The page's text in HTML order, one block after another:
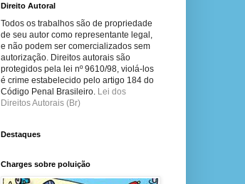
Direito Autoral
Todos os trabalhos são de propriedade
de seu autor como representante legal,
e não podem ser comercializados sem
autorização. Direitos autorais são
protegidos pela lei nº 9610/98, violá-los
é crime estabelecido pelo artigo 184 do
Código Penal Brasileiro. Lei dos
Direitos Autorais (Br)
Destaques
Charges sobre poluição